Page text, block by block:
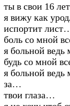
ты в свои 16
я вижу как
испортит
боль со мной
я больной
будь со мной
я больной
за…
твои глаза…